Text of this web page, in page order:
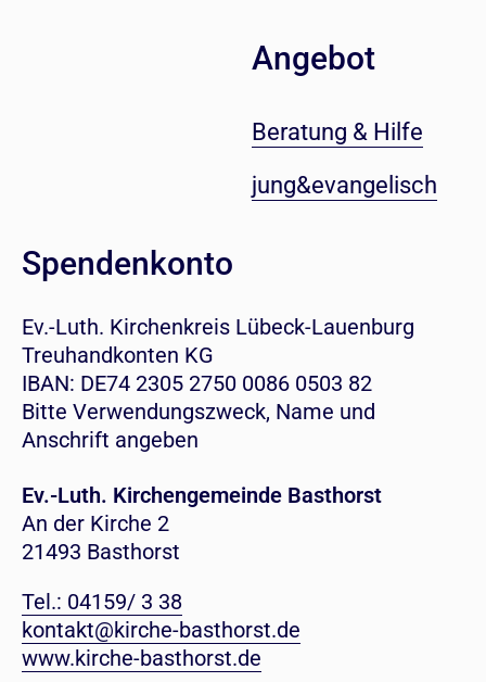
Angebot
Beratung & Hilfe
jung&evangelisch
Spendenkonto
Ev.-Luth. Kirchenkreis Lübeck-Lauenburg
Treuhandkonten KG
IBAN: DE74 2305 2750 0086 0503 82
Bitte Verwendungszweck, Name und
Anschrift angeben
Ev.-Luth. Kirchengemeinde Basthorst
An der Kirche 2
21493 Basthorst
Tel.: 04159/ 3 38
kontakt@kirche-basthorst.de
www.kirche-basthorst.de